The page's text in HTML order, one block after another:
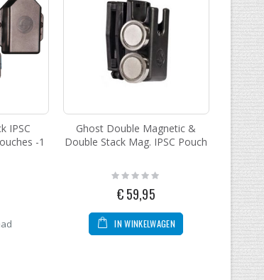
IPSC
-1
Ghost Double Magnetic &
Double Stack Mag. IPSC Pouch
Rating:
0%
€ 59,95
IN WINKELWAGEN